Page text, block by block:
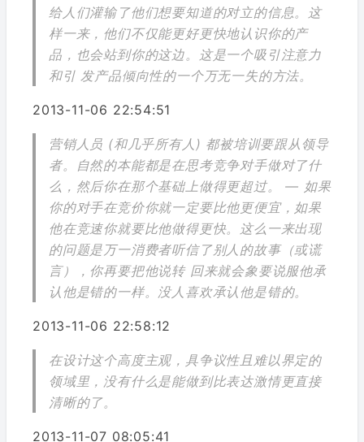
给人们灌输了他们想要知道的对立的信息。这
样一来，他们不仅能更好更快地认识你的产
品，也会站到你的这边。这是一个吸引注意力
和引 发产品倾向性的一个万无一失的方法。
2013-11-06 22:54:51
营销人员 (和几乎所有人) 都被培训要跟从领导
者。自然的本能都是在思考竞争对手做对了什
么，然后你在那个基础上做得更超过。 — 如果
你的对手在竞价你就一定要比他更便宜，如果
他在竞速你就要比他做得更快。这么一来出现
的问题是万一消费者听信了别人的故事（或谎
言），你再要把他说转 回来就会象要说服他承
认他是错的一样。没人喜欢承认他是错的。
2013-11-06 22:58:12
在设计这个高度主观，具争议性且难以界定的
领域里，没有什么是能做到比表达激情更直接
清晰的了。
2013-11-07 08:05:41